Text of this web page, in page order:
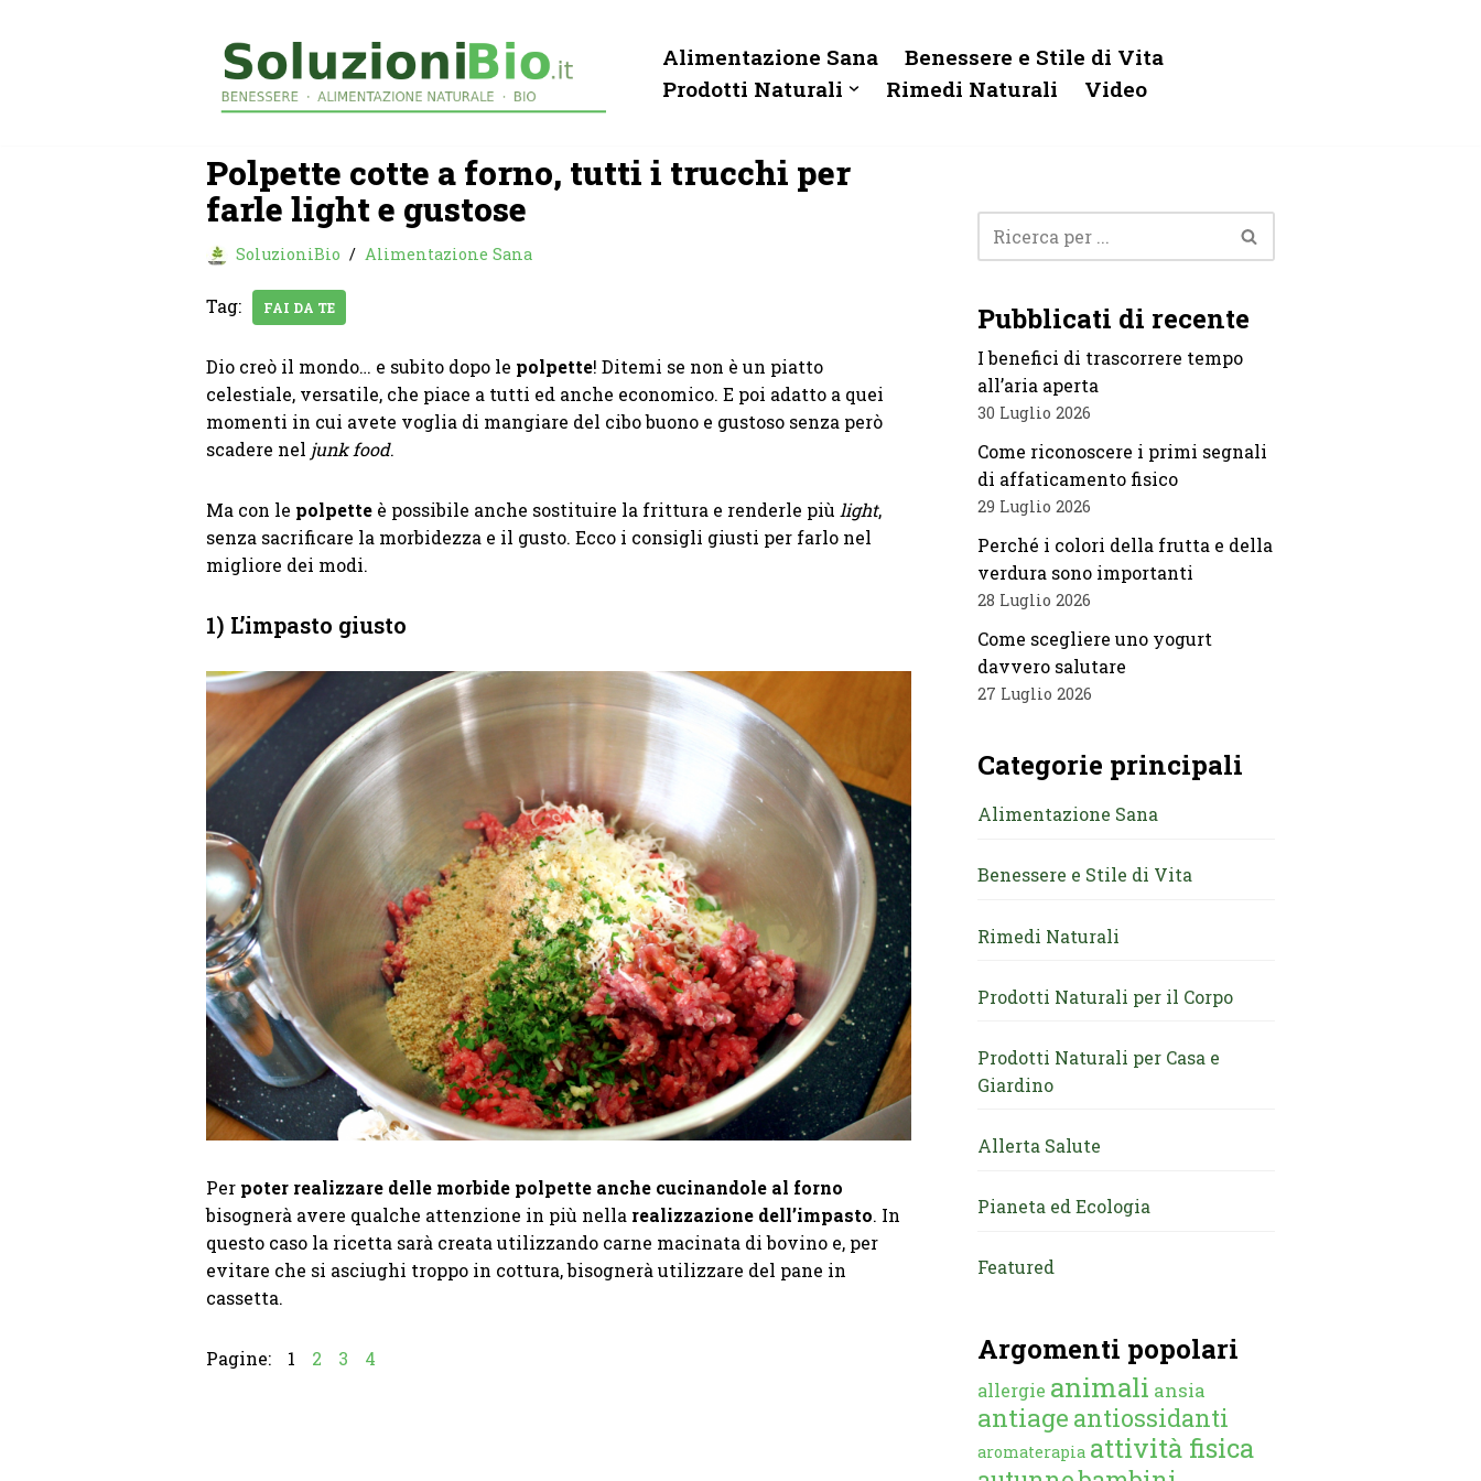
Alimentazione Sana
Benessere e Stile di Vita
Prodotti Naturali
Rimedi Naturali Video
Polpette cotte a forno, tutti i trucchi per
farle light e gustose
SoluzioniBio Alimentazione Sana
Tag: FAI DA TE
Dio creò il mondo… e subito dopo le polpette! Ditemi se non è un piatto
celestiale, versatile, che piace a tutti ed anche economico. E poi adatto a quei
momenti in cui avete voglia di mangiare del cibo buono e gustoso senza però
scadere nel junk food.
Ma con le polpette è possibile anche sostituire la frittura e renderle più light,
senza sacrificare la morbidezza e il gusto. Ecco i consigli giusti per farlo nel
migliore dei modi.
1) L’impasto giusto
Per poter realizzare delle morbide polpette anche cucinandole al forno
bisognerà avere qualche attenzione in più nella realizzazione dell’impasto. In
questo caso la ricetta sarà creata utilizzando carne macinata di bovino e, per
evitare che si asciughi troppo in cottura, bisognerà utilizzare del pane in
cassetta.
Pagine: 1 2 3 4
Pubblicati di recente
I benefici di trascorrere tempo
all’aria aperta
30 Luglio 2026
Come riconoscere i primi segnali
di affaticamento fisico
29 Luglio 2026
Perché i colori della frutta e della
verdura sono importanti
28 Luglio 2026
Come scegliere uno yogurt
davvero salutare
27 Luglio 2026
Categorie principali
Alimentazione Sana
Benessere e Stile di Vita
Rimedi Naturali
Prodotti Naturali per il Corpo
Prodotti Naturali per Casa e
Giardino
Allerta Salute
Pianeta ed Ecologia
Featured
Argomenti popolari
allergie animali ansia
antiage antiossidanti
aromaterapia attività fisica